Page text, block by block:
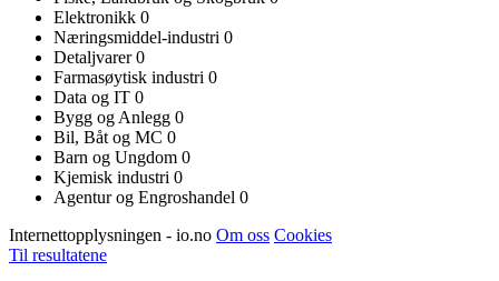
Elektronikk 0
Næringsmiddel-industri 0
Detaljvarer0
Farmasøytisk industri 0
Data og IT 0
Bygg og Anlegg 0
Bil, Båt og MC 0
Barn og Ungdom 0
Kjemisk industri 0
Agentur og Engroshandel 0
Internettopplysningen - io.no Om oss Cookies
Til resultatene